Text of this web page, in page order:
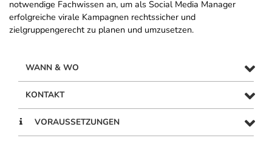
notwendige Fachwissen an, um als Social Media Manager
erfolgreiche virale Kampagnen rechtssicher und
zielgruppengerecht zu planen und umzusetzen.
WANN & WO
KONTAKT
VORAUSSETZUNGEN